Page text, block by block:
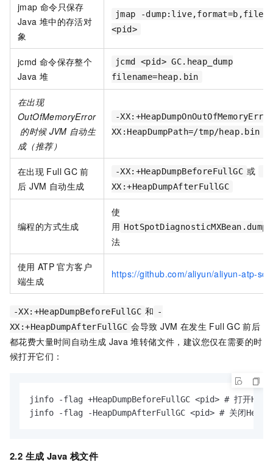
jmap 命令只保存
Java 堆中的存活对
象
jmap -
<pid>
jcmd 命令保存整个
Java 堆
jcmd <pid> GC.heap_dump
filename=heap.bin
在出现
OutOfMemoryError
的时候 JVM 自动生
成（推荐）
-
XX:HeapDumpPath=/tmp/heap.bin
在出现 Full GC 前
后 JVM 自动生成
-XX:+HeapDumpBeforeFullGC 或
XX:+HeapDumpAfterFullGC
编程的方式生成
使
用
法
使用 ATP 官方客户
端生成
https://github.com/aliyun/aliyun-atp-sdk
-XX:+HeapDumpBeforeFullGC 和 -
XX:+HeapDumpAfterFullGC 会导致 JVM 在发生 Full GC 前后
都花费大量时间自动生成 Java 堆转储文件，建议您仅在需要的时
候打开它们：
jinfo -flag +HeapDumpBeforeFullGC <pid> # 打开
jinfo -flag -HeapDumpAfterFullGC <pid> # 关闭
2.2 生成 Java 栈文件